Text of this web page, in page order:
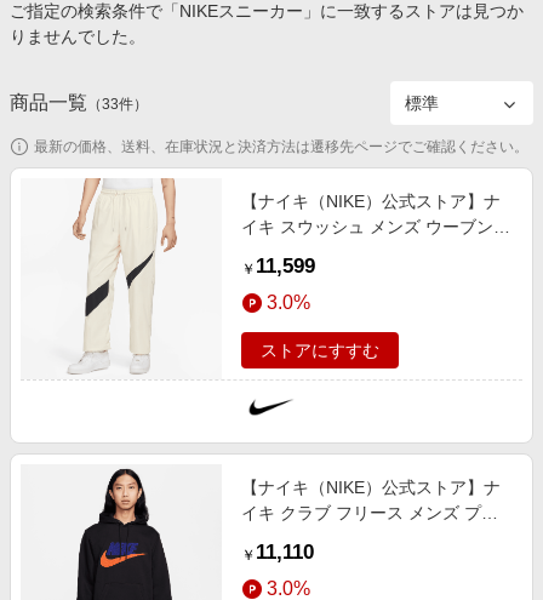
百貨店・総合ECモール
食品・スイーツ・お酒
コスメ・健康・医薬品
キッズ・ベビー用品
家電・PC・スマホ・カメラ
エンタメ
スポーツ・アウトドア・ゴルフ
インテリア・寝具
旅行・レジャー・ホテル予約
生活・お役立ち
金融・マネー・保険
デジタルコンテンツ
イベント一覧
初回購入者限定特典
対象ストア新規限定特典
新着ストアのご紹介
電子書籍特集
楽天ペイ導入ストア
楽天サービス特集
旅行特集
わくわく夏特集
Apple公式サイト×楽天カード分割払い
Qoo10メガポ
Samsung ボーナスキャンペーン
週末の高還元 夏の長期版
楽天IDでログイン/会員登録
ご指定の検索条件で「NIKEスニーカー」に一致するストアは見つか
りませんでした。
商品一覧 （33件）
最新の価格、送料、在庫状況と決済方法は遷移先ページでご確認ください。
【ナイキ（NIKE）公式ストア】ナ
イキ スウッシュ メンズ ウーブンパ
￥ 11,599
3.0%
ストアにすすむ
【ナイキ（NIKE）公式ストア】ナ
イキ クラブ フリース メンズ プル
ラック
￥ 11,110
3.0%